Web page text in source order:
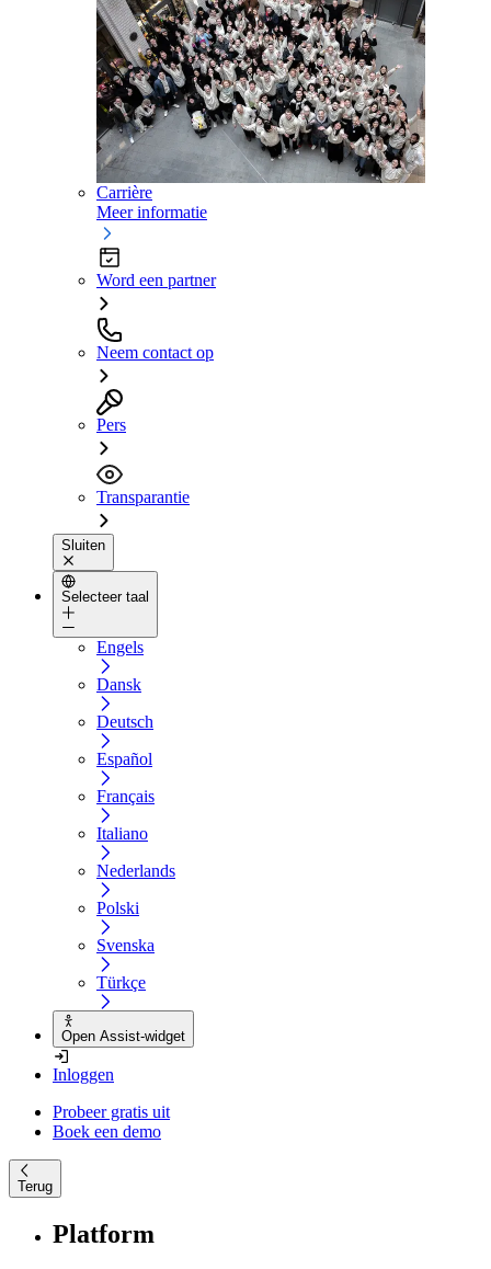
Carrière
Meer informatie
Word een partner
Neem contact op
Pers
Transparantie
Sluiten
Selecteer taal
Engels
Dansk
Deutsch
Español
Français
Italiano
Nederlands
Polski
Svenska
Türkçe
Open Assist-widget
Inloggen
Probeer gratis uit
Boek een demo
Terug
Platform